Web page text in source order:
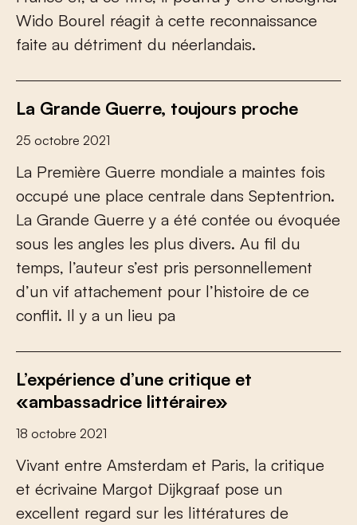
Wido Bourel réagit à cette reconnaissance
faite au détriment du néerlandais.
La Grande Guerre, toujours proche
25 octobre 2021
La Première Guerre mondiale a maintes fois
occupé une place centrale dans Septentrion.
La Grande Guerre y a été contée ou évoquée
sous les angles les plus divers. Au fil du
temps, l’auteur s’est pris personnellement
d’un vif attachement pour l’histoire de ce
conflit. Il y a un lieu pa
L’expérience d’une critique et
«ambassadrice littéraire»
18 octobre 2021
Vivant entre Amsterdam et Paris, la critique
et écrivaine Margot Dijkgraaf pose un
excellent regard sur les littératures de